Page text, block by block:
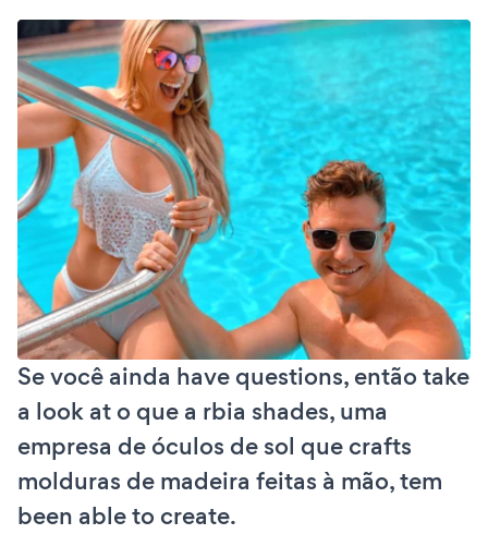
Se você ainda have questions, então take
a look at o que a rbia shades, uma
empresa de óculos de sol que crafts
molduras de madeira feitas à mão, tem
been able to create.